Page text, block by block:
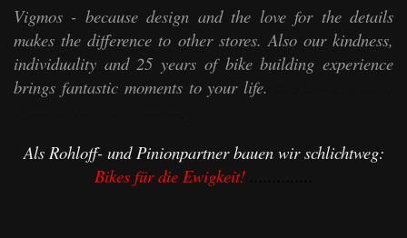
Vigmos - because design and the love for the details
makes the difference to other stores. Also our kindness,
individuality and 25 years of bike building experience
brings fantastic moments to your life.
Als Rohloff- und Pinionpartner bauen wir schlichtweg:
Bikes für die Ewigkeit!